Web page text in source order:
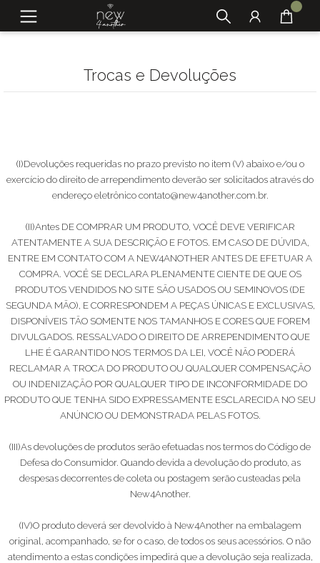
Trocas e Devoluções
(I)Devoluções requeridas no prazo previsto no item (V) abaixo e/ou o
exercício do direito de arrependimento deverão ser solicitados através do
endereço eletrônicocontato@new4another.com.br.
(II)Antes DE COMPRAR UM PRODUTO, VOCÊ DEVE VERIFICAR
ATENTAMENTE A SUA DESCRIÇÃO E FOTOS. EM CASO DE DÚVIDA,
ENTRE EM CONTATO COM A NEW4ANOTHER ANTES DE EFETUAR A
COMPRA. VOCÊ SE DECLARA PLENAMENTE CIENTE DE QUE OS
PRODUTOS VENDIDOS NO SITE SÃO USADOS OU SEMINOVOS (DE
SEGUNDA MÃO), E CORRESPONDEM A PEÇAS ÚNICAS E EXCLUSIVAS,
DISPONÍVEIS TÃO SOMENTE NOS TAMANHOS E CORES QUE FOREM
DIVULGADOS. RESSALVADO O DIREITO DE ARREPENDIMENTO QUE
LHE É GARANTIDO NOS TERMOS DA LEI, VOCÊ NÃO PODERÁ
RECLAMAR A TROCA DO PRODUTO OU QUALQUER COMPENSAÇÃO
OU INDENIZAÇÃO POR QUALQUER TIPO DE INCONFORMIDADE DO
PRODUTO QUE TENHA SIDO EXPRESSAMENTE ESCLARECIDA NO SEU
ANÚNCIO OU DEMONSTRADA PELAS FOTOS.
(III)As devoluções de produtos serão efetuadas nos termos do Código de
Defesa do Consumidor. Quando devida a devolução do produto, as
despesas decorrentes de coleta ou postagem serão custeadas pela
New4Another.
(IV)O produto deverá ser devolvido à New4Another na embalagem
original, acompanhado, se for o caso, de todos os seus acessórios. O não
atendimento a estas condições impedirá que a devolução seja realizada,